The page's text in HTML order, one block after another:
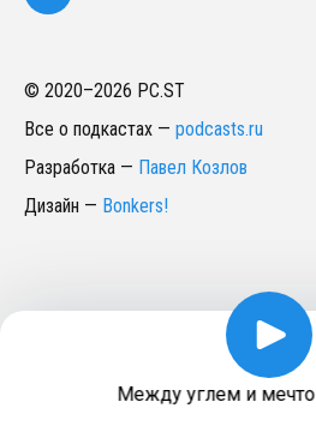
© 2020–2026 PC.ST
Все о подкастах — podcasts.ru
Разработка — Павел Козлов
Дизайн — Bonkers!
Между углем и